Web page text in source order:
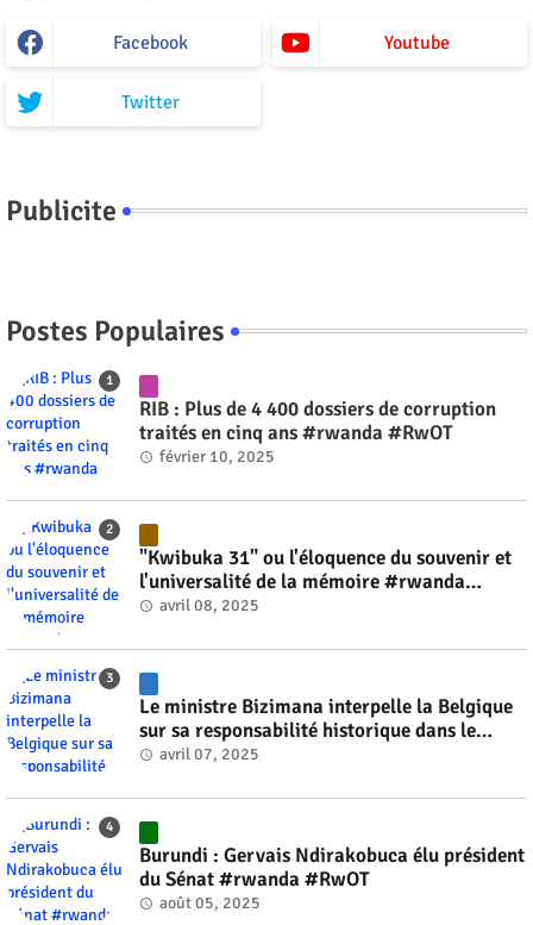
Facebook Youtube
Twitter
Publicite
Postes Populaires
RIB : Plus de 4 400 dossiers de corruption
traités en cinq ans #rwanda #RwOT
février 10, 2025
"Kwibuka 31" ou l'éloquence du souvenir et
l'universalité de la mémoire #rwanda
#RwOT
avril 08, 2025
Le ministre Bizimana interpelle la Belgique
sur sa responsabilité historique dans le
génocide #rwanda #RwOT
avril 07, 2025
Burundi : Gervais Ndirakobuca élu président
du Sénat #rwanda #RwOT
août 05, 2025